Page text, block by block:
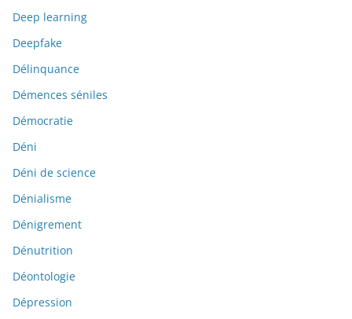
Deep learning
Deepfake
Délinquance
Démences séniles
Démocratie
Déni
Déni de science
Dénialisme
Dénigrement
Dénutrition
Déontologie
Dépression